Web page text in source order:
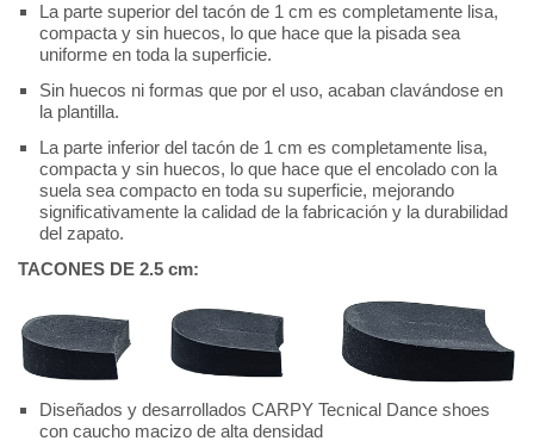
La parte superior del tacón de 1 cm es completamente lisa,
compacta y sin huecos, lo que hace que la pisada sea
uniforme en toda la superficie.
Sin huecos ni formas que por el uso, acaban clavándose en
la plantilla.
La parte inferior del tacón de 1 cm es completamente lisa,
compacta y sin huecos, lo que hace que el encolado con la
suela sea compacto en toda su superficie, mejorando
significativamente la calidad de la fabricación y la durabilidad
del zapato.
TACONES DE 2.5 cm:
Diseñados y desarrollados CARPY Tecnical Dance shoes
con caucho macizo de alta densidad